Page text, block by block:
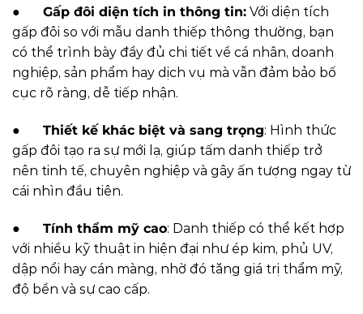
● Gấp đôi diện tích in thông tin: Với diện tích
gấp đôi so với mẫu danh thiếp thông thường, bạn
có thể trình bày đầy đủ chi tiết về cá nhân, doanh
nghiệp, sản phẩm hay dịch vụ mà vẫn đảm bảo bố
cục rõ ràng, dễ tiếp nhận.
● Thiết kế khác biệt và sang trọng: Hình thức
gấp đôi tạo ra sự mới lạ, giúp tấm danh thiếp trở
nên tinh tế, chuyên nghiệp và gây ấn tượng ngay từ
cái nhìn đầu tiên.
● Tính thẩm mỹ cao: Danh thiếp có thể kết hợp
với nhiều kỹ thuật in hiện đại như ép kim, phủ UV,
dập nổi hay cán màng, nhờ đó tăng giá trị thẩm mỹ,
độ bền và sự cao cấp.